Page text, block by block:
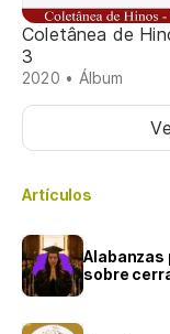
Coletânea de
3
2020 • Álbum
Artículos
Alabanzas
sobre